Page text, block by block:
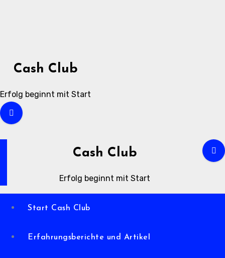
Cash Club
Erfolg beginnt mit Start
Cash Club
Erfolg beginnt mit Start
Start Cash Club
Erfahrungsberichte und Artikel